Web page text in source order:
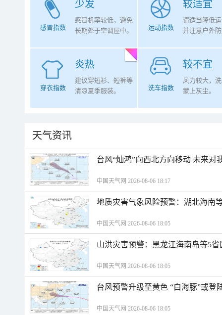
少发
感冒指数
感冒机率较低，避免
长期处于空调屋中。
较适宜
运动指数
请适当降低
并注意户外
炎热
穿衣指数
建议穿短衫、短裤等
清凉夏季服装。
较不宜
洗车指数
风力较大，
蒙上灰尘。
天气资讯
台风“灿鸿”向西北方向移动 未来对
中国天气网 2026-08-06 18:17
地质灾害气象风险预警：湖北海南
中国天气网 2026-08-06 18:05
山洪灾害预警：黑龙江海南岛等5
中国天气网 2026-08-06 18:05
台风预警升级至黄色 “白海豚”或登
中国天气网 2026-08-06 18:05